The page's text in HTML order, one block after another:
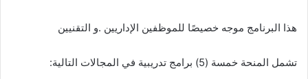
هذا البرنامج موجه خصيصًا للموظفين الإداريين .و التقنيين
تشمل المنحة خمسة (5) برامج تدريبية في المجالات التالية: